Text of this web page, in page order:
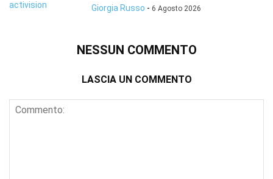
Giorgia Russo - 6 Agosto 2026
NESSUN COMMENTO
LASCIA UN COMMENTO